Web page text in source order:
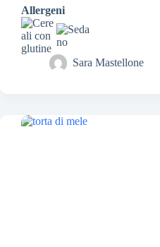
Allergeni
Sara Mastellone